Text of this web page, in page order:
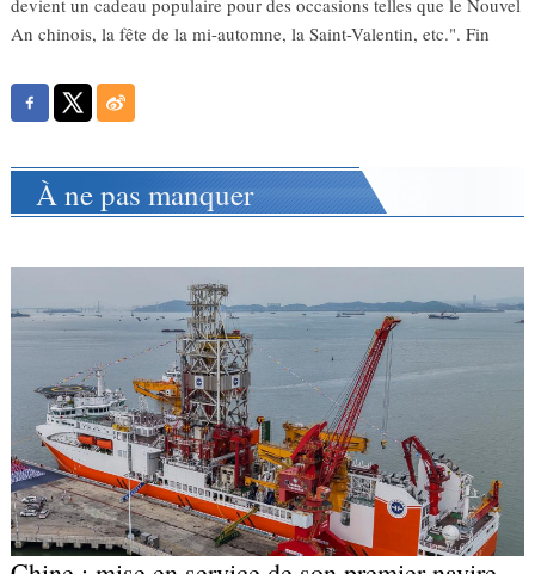
devient un cadeau populaire pour des occasions telles que le Nouvel
An chinois, la fête de la mi-automne, la Saint-Valentin, etc.". Fin
À ne pas manquer